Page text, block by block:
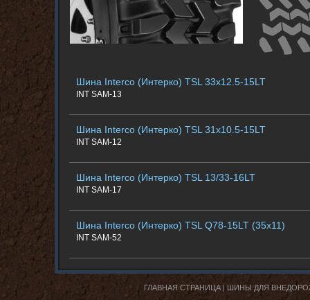
Шина Interco (Интерко) TSL 33x12.5-15LT
INT SAM-13
Шина Interco (Интерко) TSL 31x10.5-15LT
INT SAM-12
Шина Interco (Интерко) TSL 13/33-16LT
INT SAM-17
Шина Interco (Интерко) TSL Q78-15LT (35x11)
INT SAM-52
ГЛАВНАЯ СТРАНИЦА |ШИНЫ ДЛЯ